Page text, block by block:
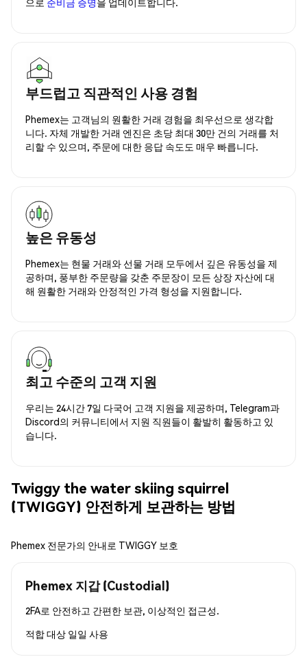
부드럽고 직관적인 사용 경험
Phemex는 고객님의 원활한 거래 경험을 최우선으로 생각합
니다. 자체 개발한 거래 엔진은 초당 최대 30만 건의 거래를 처
리할 수 있으며, 주문에 대한 응답 속도도 매우 빠릅니다.
높은 유동성
Phemex는 현물 거래와 선물 거래 모두에서 깊은 유동성을 제
공하며, 풍부한 주문량을 갖춘 주문장이 모든 상장 자산에 대
해 원활한 거래와 안정적인 가격 형성을 지원합니다.
최고 수준의 고객 지원
우리는 24시간 7일 다국어 고객 지원을 제공하며, Telegram과
Discord의 커뮤니티에서 지원 직원들이 활발히 활동하고 있
습니다.
Twiggy the water skiing squirrel
(TWIGGY) 안전하게 보관하는 방법
Phemex 전문가의 안내로 TWIGGY 보호
Phemex 지갑 (Custodial)
2FA로 안전하고 간편한 보관, 이상적인 접근성.
적합 대상 일일 사용